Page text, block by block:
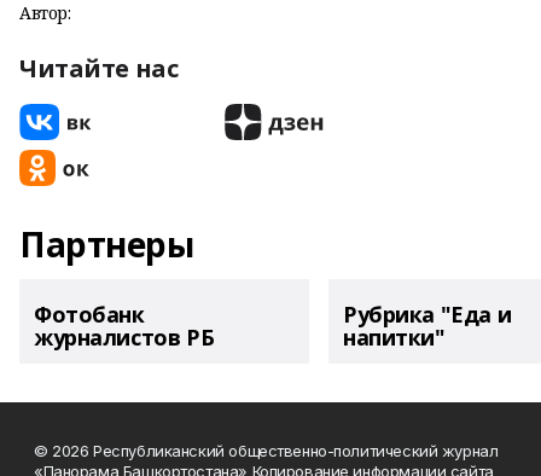
Автор:
Читайте нас
Партнеры
Фотобанк
журналистов РБ
Рубрика "Еда и
напитки"
© 2026 Республиканский общественно-политический журнал
«Панорама Башкортостана» Копирование информации сайта